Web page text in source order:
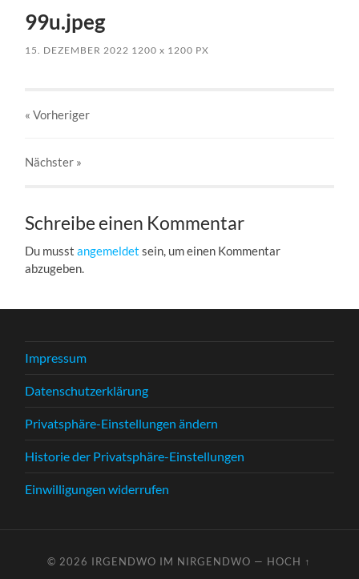
99u.jpeg
15. DEZEMBER 2022 1200x 1200 PX
« Vorheriger
Nächster »
Schreibe einen Kommentar
Du musstangemeldet sein, um einen Kommentar
abzugeben.
Impressum
Datenschutzerklärung
Privatsphäre-Einstellungen ändern
Historie der Privatsphäre-Einstellungen
Einwilligungen widerrufen
© 2026 IRGENDWO IM NIRGENDWO — HOCH ↑